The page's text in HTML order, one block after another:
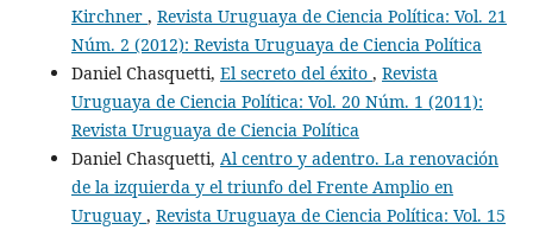
Kirchner , Revista Uruguaya de Ciencia Política: Vol. 21
Núm. 2 (2012): Revista Uruguaya de Ciencia Política
Daniel Chasquetti, El secreto del éxito , Revista
Uruguaya de Ciencia Política: Vol. 20 Núm. 1 (2011):
Revista Uruguaya de Ciencia Política
Daniel Chasquetti, Al centro y adentro. La renovación
de la izquierda y el triunfo del Frente Amplio en
Uruguay , Revista Uruguaya de Ciencia Política: Vol. 15